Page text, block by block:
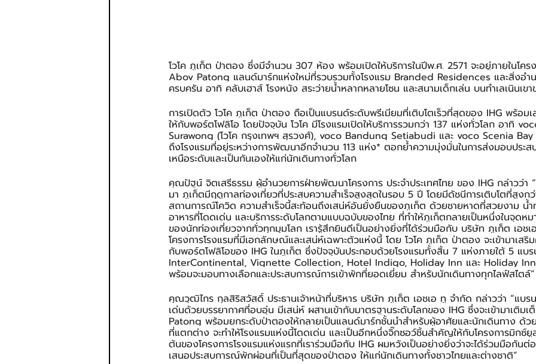
โวโค ภูเก็ต ป่าตอง ซึ่งมีจำนวน 307 ห้อง พร้อมเปิดให้บริการในปีพ.ศ. 2571 จะอยู่ภายในโค
Abov Patong แลนด์มาร์กแห่งใหม่ที่รวบรวมทั้งโรงแรม Branded Residences และสิ่งอำ
ครบครัน อาทิ คลับเฮาส์ โรงหนัง สระว่ายน้ำหลากหลายโซน และสนามเด็กเล่น บนทำเลเนินเข
การเปิดตัว โวโค ภูเก็ต ป่าตอง ถือเป็นแบรนด์ระดับพรีเมียมที่เติบโตเร็วที่สุดของ IHG พร้อม
ให้กับพอร์ตโฟลิโอ โดยปัจจุบัน โวโค มีโรงแรมเปิดให้บริการรวมกว่า 137 แห่งทั่วโลก อาทิ
Surawong (โวโค กรุงเทพฯ สุรวงศ์), voco Bandung Setiabudi และ voco Scenia
ถึงโรงแรมที่อยู่ระหว่างการพัฒนาอีกจำนวน 113 แห่ง* ตอกย้ำความมุ่งมั่นในการส่งมอบประส
เหนือระดับและเป็นกันเองให้แก่นักเดินทางทั่วโลก
คุณปัฐน์ จิตเสรีธรรม ผู้อำนวยการฝ่ายพัฒนาโครงการ ประจำประเทศไทย ของ IHG กล่าวว่า
มา ภูเก็ตมีฤดูกาลท่องเที่ยวที่ประสบความสำเร็จสูงสุดในรอบ 5 ปี โดยมีดัชนีการเติบโตที่สูงก
สถานการณ์โควิด ความสำเร็จนี้สะท้อนถึงเสน่ห์อันยั่งยืนของภูเก็ต ด้วยชายหาดที่สวยงาม น้ำ
อาหารที่โดดเด่น และบริการระดับโลกตามแบบฉบับของไทย ที่ทำให้ภูเก็ตกลายเป็นหนึ่งในจุดห
ของนักท่องเที่ยวจากทั่วทุกมุมโลก เรารู้สึกยินดีเป็นอย่างยิ่งที่ได้ร่วมมือกับ บริษัท ภูเก็ต เอช
โครงการโรงแรมที่มีเอกลักษณ์และเสน่ห์เฉพาะตัวแห่งนี้ โดย โวโค ภูเก็ต ป่าตอง จะเข้ามาเสริ
กับพอร์ตโฟลิโอของ IHG ในภูเก็ต ซึ่งปัจจุบันประกอบด้วยโรงแรมทั้งสิ้น 7 แห่งภายใต้ 5 แบ
InterContinental, Vignette Collection, Hotel Indigo, Holiday Inn และ Holiday Inn
พร้อมจะมอบทางเลือกและประสบการณ์การเข้าพักที่ยอดเยี่ยม สำหรับนักเดินทางทุกไลฟ์สไตล์”
คุณวุฒิไกร กุลสิริสวัสดิ์ ประธานเจ้าหน้าที่บริหาร บริษัท ภูเก็ต เอชเอ ทู จำกัด กล่าวว่า “แบร
เด่นด้วยบรรยากาศที่อบอุ่น มีเสน่ห์ ผสานเข้ากับมาตรฐานระดับโลกของ IHG ซึ่งจะเข้ามาเติม
Patong พร้อมยกระดับป่าตองให้กลายเป็นแลนด์มาร์กชั้นนำสำหรับผู้อาศัยและนักเดินทาง ด้
ที่แตกต่าง จะทำให้โรงแรมแห่งนี้โดดเด่น และเป็นอีกหนึ่งจิ๊กซอว์ชิ้นสำคัญให้กับโครงการมิกซ์
ต้นของโครงการโรงแรมแห่งแรกที่เราร่วมมือกับ IHG ผมหวังเป็นอย่างยิ่งว่าจะได้ร่วมมือกันต่
เสนอประสบการณ์พักผ่อนที่เป็นที่สุดของป่าตอง ให้แก่นักเดินทางทั้งชาวไทยและต่างชาติ”